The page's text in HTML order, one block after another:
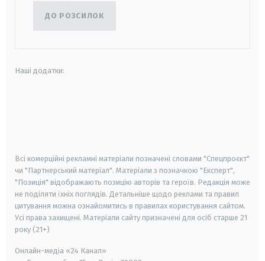
ДО РОЗСИЛОК
Наші додатки:
Всі комерційні рекламні матеріали позначені словами "Спецпроєкт"
чи "Партнерський матеріал". Матеріали з позначкою "Експерт",
"Позиція" відображають позицію авторів та героїв. Редакція може
не поділяти їхніх поглядів. Детальніше щодо реклами та правил
цитування можна ознайомитись в правилах користування сайтом.
Усі права захищені. Матеріали сайту призначені для осіб старше 21
року (21+)
Онлайн-медіа «24 Канал»